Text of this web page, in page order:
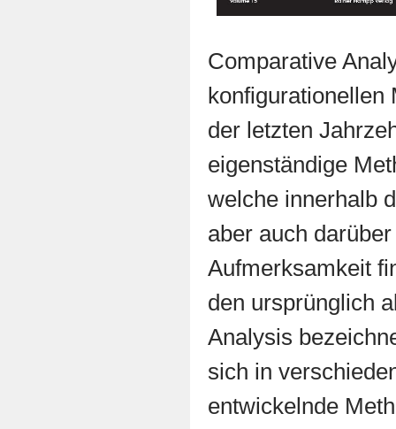
Comparative
konfigurationellen
der letzten
eigenständige
welche innerhalb
aber auch
Aufmerksamkeit
den ursprünglich
Analysis
sich in
entwickelnde